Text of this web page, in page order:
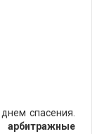
спасения.
арбитражные